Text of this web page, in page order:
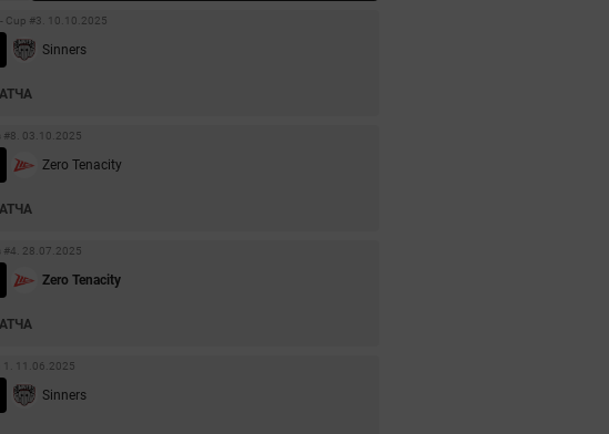
- Cup #3. 10.10.2025
Sinners
#8. 03.10.2025
Zero Tenacity
#4. 28.07.2025
Zero Tenacity
1. 11.06.2025
Sinners